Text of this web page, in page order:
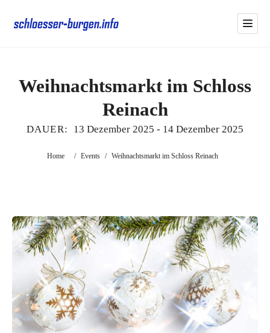
Weihnachtsmarkt im Schloss
Reinach
DAUER: 13 Dezember 2025 - 14 Dezember 2025
Home / Events / Weihnachtsmarkt im Schloss Reinach